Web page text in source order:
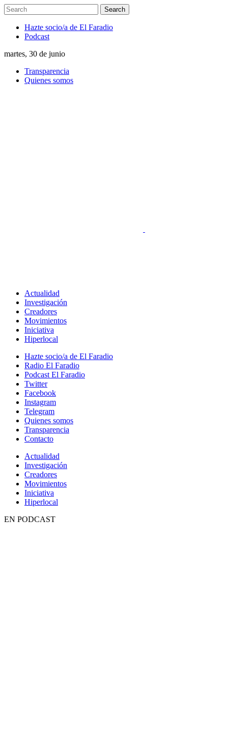
Hazte socio/a de El Faradio
Podcast
martes, 30 de junio
Transparencia
Quienes somos
Actualidad
Investigación
Creadores
Movimientos
Iniciativa
Hiperlocal
Hazte socio/a de El Faradio
Radio El Faradio
Podcast El Faradio
Twitter
Facebook
Instagram
Telegram
Quienes somos
Transparencia
Contacto
Actualidad
Investigación
Creadores
Movimientos
Iniciativa
Hiperlocal
EN PODCAST